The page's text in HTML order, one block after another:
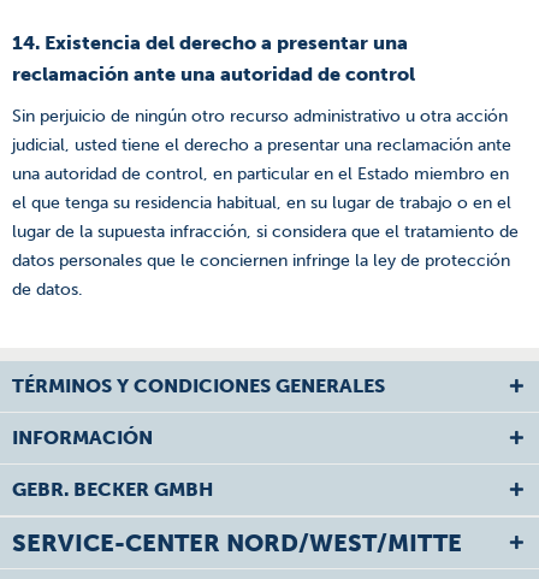
14. Existencia del derecho a presentar una
reclamación ante una autoridad de control
Sin perjuicio de ningún otro recurso administrativo u otra acción
judicial, usted tiene el derecho a presentar una reclamación ante
una autoridad de control, en particular en el Estado miembro en
el que tenga su residencia habitual, en su lugar de trabajo o en el
lugar de la supuesta infracción, si considera que el tratamiento de
datos personales que le conciernen infringe la ley de protección
de datos.
TÉRMINOS Y CONDICIONES GENERALES
INFORMACIÓN
GEBR. BECKER GMBH
SERVICE-CENTER NORD/WEST/MITTE